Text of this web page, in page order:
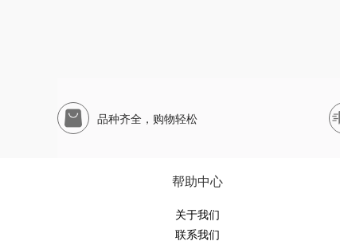
品种齐全，购物轻松
帮助中心
关于我们
联系我们